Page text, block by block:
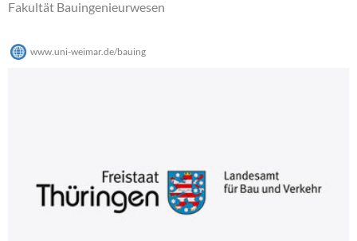
Fakultät Bauingenieurwesen
www.uni-weimar.de/bauing